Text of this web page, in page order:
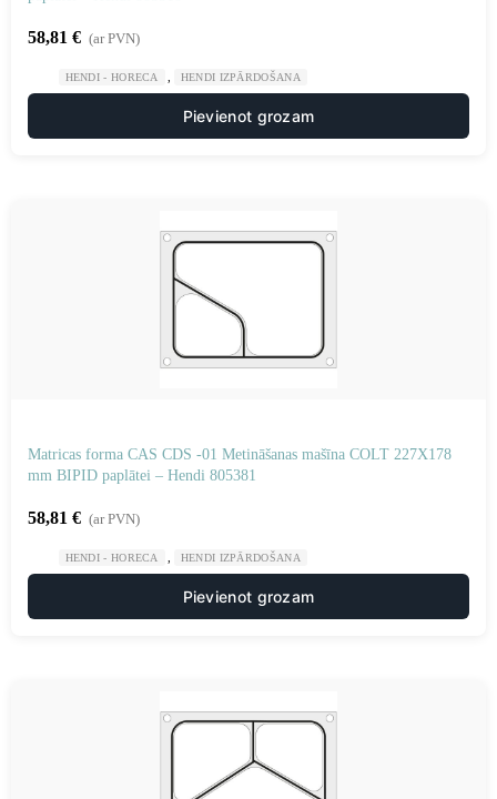
58,81 € (ar PVN)
HENDI - HORECA HENDI IZPĀRDOŠANA
Pievienot grozam
Matricas forma CAS CDS -01 Metināšanas mašīna COLT 227X178
mm BIPID paplātei – Hendi 805381
58,81 € (ar PVN)
HENDI - HORECA HENDI IZPĀRDOŠANA
Pievienot grozam